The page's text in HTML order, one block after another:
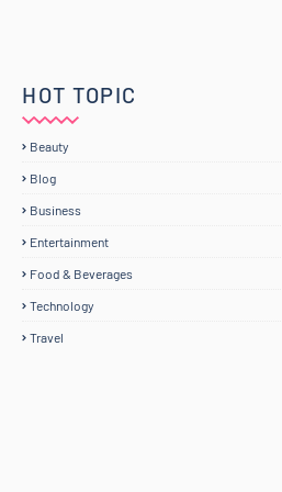
HOT TOPIC
Beauty
Blog
Business
Entertainment
Food & Beverages
Technology
Travel